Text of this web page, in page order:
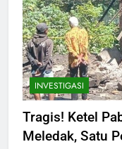
INVESTIGASI
Tragis! Ketel
Meledak, Satu